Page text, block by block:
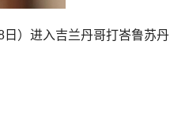
）进入吉兰丹哥打峇鲁苏丹